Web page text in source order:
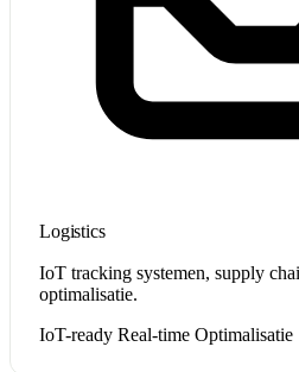
Logistics
IoT tracking systemen, supply
optimalisatie.
IoT-ready Real-time Optimalisatie